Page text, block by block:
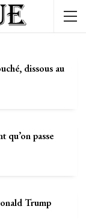
dissous au
qu’on passe
Trump